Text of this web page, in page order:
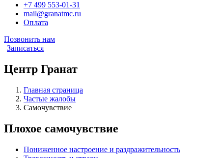
+7 499 553-01-31
mail@granatmc.ru
Оплата
Позвонить нам
Записаться
Центр Гранат
Главная страница
Частые жалобы
Самочувствие
Плохое самочувствие
Пониженное настроение и раздражительность